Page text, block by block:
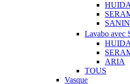
HUIDA
Lavabo avec
HUIDA
ARIA
TOUS
Vasque